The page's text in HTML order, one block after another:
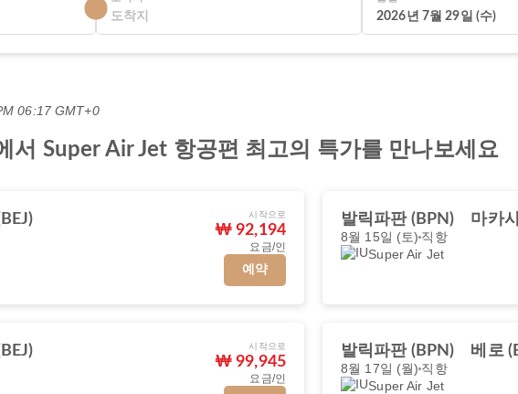
2026년 7월 29일 (수)
06:17 GMT+0
서 Super Air Jet 항공편 최고의 특가를 만나보세요
시작으로
₩ 92,194
요금/인
예약
발릭파판 (BPN) 마카
8월 15일 (토) 직항
Super Air Jet
시작으로
₩ 99,945
요금/인
발릭파판 (BPN) 베로
8월 17일 (월) 직항
Super Air Jet